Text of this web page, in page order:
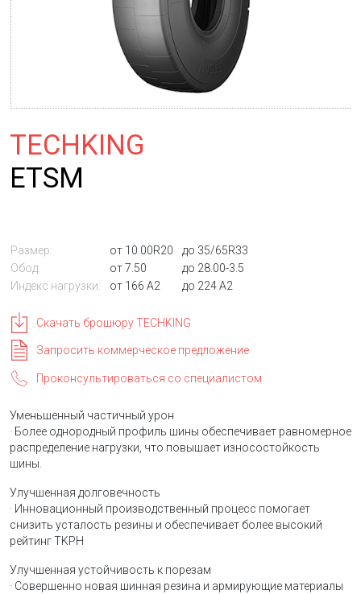
TECHKING
ETSM
Размер: от 10.00R20
до 35/65R33
Обод:
от 7.50
до 28.00-3.5
Индекс нагрузки:
от 166 A2 до 224 A2
Скачать брошюру TECHKING
Запросить коммерческое предложение
Проконсультироваться со специалистом
Уменьшенный частичный урон
· Более однородный профиль шины обеспечивает равномерное
распределение нагрузки, что повышает износостойкость
шины.
Улучшенная долговечность
· Инновационный производственный процесс помогает
снизить усталость резины и обеспечивает более высокий
рейтинг TKPH
Улучшенная устойчивость к порезам
· Совершенно новая шинная резина и армирующие материалы